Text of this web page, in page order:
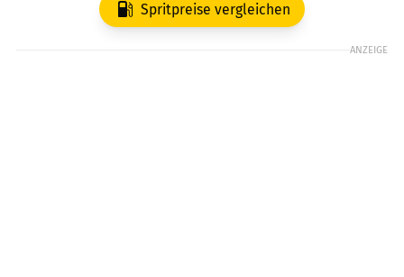
Spritpreise vergleichen
ANZEIGE